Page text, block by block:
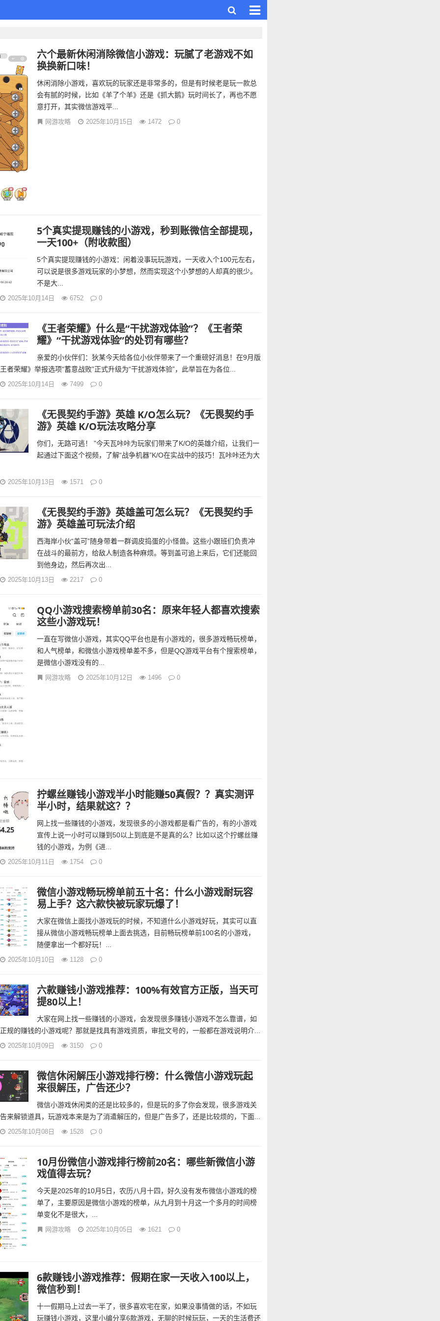
六个最新休闲消除微信小游戏：玩腻了老游戏不如
换换新口味！
休闲消除小游戏，喜欢玩的玩家还是非常多的，但是有时候老是玩一款总
会有腻的时候，比如《羊了个羊》还是《抓大鹅》玩时间长了，再也不愿
意打开，其实微信游戏平...
网游攻略 2025年10月15日 1472 0
5个真实提现赚钱的小游戏，秒到账微信全部提现，
一天100+（附收款图）
5个真实提现赚钱的小游戏：闲着没事玩玩游戏，一天收入个100元左右，
可以说是很多游戏玩家的小梦想，然而实现这个小梦想的人却真的很少。
不是大...
2025年10月14日 6752 0
《王者荣耀》什么是“干扰游戏体验”？《王者荣
耀》“干扰游戏体验”的处罚有哪些？
亲爱的小伙伴们：狄某今天给各位小伙伴带来了一个重磅好消息！在9月版
者荣耀》举报选项“蓄意战败”正式升级为“干扰游戏体验”，此举旨在为各位...
2025年10月14日 7499 0
《无畏契约手游》英雄 K/O怎么玩？《无畏契约手
游》英雄 K/O玩法攻略分享
你们，无路可逃！ ”今天瓦咔咔为玩家们带来了K/O的英雄介绍，让我们一
起通过下面这个视频，了解“战争机器”K/O在实战中的技巧！瓦咔咔还为大
2025年10月13日 1571 0
《无畏契约手游》英雄盖可怎么玩？《无畏契约手
游》英雄盖可玩法介绍
西海岸小伙“盖可”随身带着一群调皮捣蛋的小怪兽。这些小跟班们负责冲
在战斗的最前方，给敌人制造各种麻烦。等到盖可追上来后，它们还能回
到他身边，然后再次出...
2025年10月13日 2217 0
QQ小游戏搜索榜单前30名：原来年轻人都喜欢搜索
这些小游戏玩！
一直在写微信小游戏，其实QQ平台也是有小游戏的，很多游戏畅玩榜单，
和人气榜单，和微信小游戏榜单差不多，但是QQ游戏平台有个搜索榜单，
是微信小游戏没有的...
网游攻略 2025年10月12日 1496 0
拧螺丝赚钱小游戏半小时能赚50真假？？真实测评
半小时，结果就这？？
网上找一些赚钱的小游戏，发现很多的小游戏都是看广告的，有的小游戏
宣传上说一小时可以赚到50以上到底是不是真的么？比如以这个拧螺丝赚
钱的小游戏，为例《进...
2025年10月11日 1754 0
微信小游戏畅玩榜单前五十名：什么小游戏耐玩容
易上手？这六款快被玩家玩爆了！
大家在微信上面找小游戏玩的时候，不知道什么小游戏好玩，其实可以直
接从微信小游戏畅玩榜单上面去挑选，目前畅玩榜单前100名的小游戏，
随便拿出一个都好玩！...
2025年10月10日 1128 0
六款赚钱小游戏推荐：100%有效官方正版，当天可
提80以上！
大家在网上找一些赚钱的小游戏，会发现很多赚钱小游戏不怎么靠谱，如
规的赚钱的小游戏呢？那就是找具有游戏资质，审批文号的，一般都在游戏说明介...
2025年10月09日 3150 0
微信休闲解压小游戏排行榜：什么微信小游戏玩起
来很解压，广告还少？
微信小游戏休闲类的还是比较多的，但是玩的多了你会发现，很多游戏关
来解锁道具，玩游戏本来是为了消遣解压的，但是广告多了，还是比较烦的，下面...
2025年10月08日 1528 0
10月份微信小游戏排行榜前20名：哪些新微信小游
戏值得去玩？
今天是2025年的10月5日，农历八月十四，好久没有发布微信小游戏的榜
单了，主要原因是微信小游戏的榜单，从九月到十月这一个多月的时间榜
单变化不是很大，...
网游攻略 2025年10月05日 1621 0
6款赚钱小游戏推荐：假期在家一天收入100以上，
微信秒到！
十一假期马上过去一半了，很多喜欢宅在家，如果没事情做的话，不如玩
玩赚钱小游戏，这里小编分享6款游戏，无聊的时候玩玩，一天的生活费还